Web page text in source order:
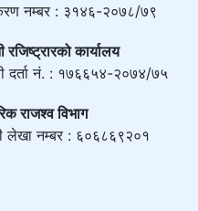
नम्बर : ३१४६-२०७८/७९
रजिष्ट्रारको कार्यालय
दर्ता नं. : १७६६५४-२०७४/७५
राजश्व विभाग
लेखा नम्बर : ६०६८६९२०१